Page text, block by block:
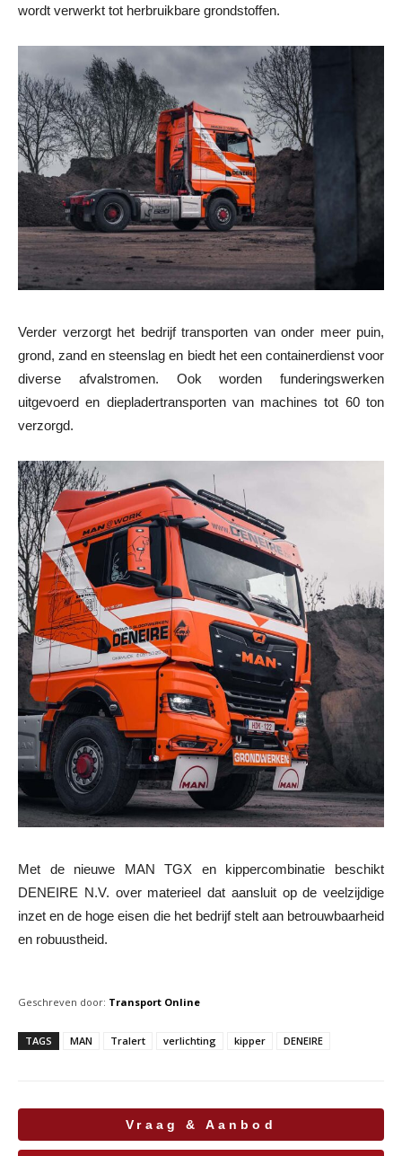
wordt verwerkt tot herbruikbare grondstoffen.
Verder verzorgt het bedrijf transporten van onder meer puin,
grond, zand en steenslag en biedt het een containerdienst voor
diverse afvalstromen. Ook worden funderingswerken
uitgevoerd en diepladertransporten van machines tot 60 ton
verzorgd.
Met de nieuwe MAN TGX en kippercombinatie beschikt
DENEIRE N.V. over materieel dat aansluit op de veelzijdige
inzet en de hoge eisen die het bedrijf stelt aan betrouwbaarheid
en robuustheid.
Geschreven door: Transport Online
TAGS MAN Tralert verlichting kipper DENEIRE
Vraag & Aanbod